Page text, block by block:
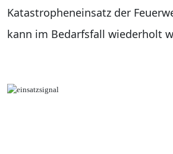
Katastropheneinsatz der
kann im Bedarfsfall wiederholt